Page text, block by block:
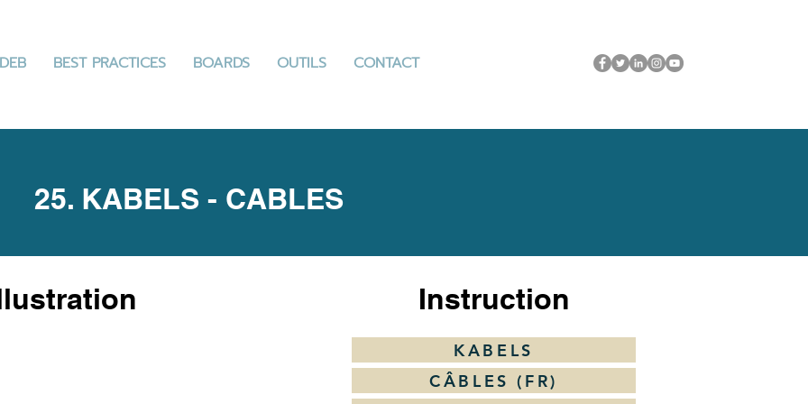
BEST PRACTICES BOARDS OUTILS CONTACT
25. KABELS - CABLES
Instruction
KABELS
CÂBLES (FR)